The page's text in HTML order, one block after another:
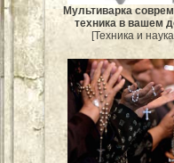
Мультиварка
техника в вашем
[Техника и